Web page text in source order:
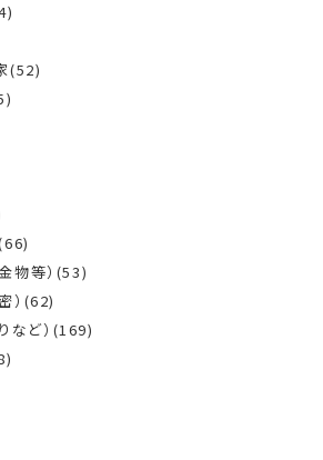
(52)
物等）(53)
）(62)
など）(169)